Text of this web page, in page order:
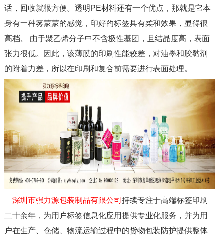
话，回收就很方便。透明PE材料还有一个优点，那就是它本
身有一种雾蒙蒙的感觉，印好的标签具有柔和效果，显得很
高档。 由于聚乙烯分子中不含极性基团，且结晶度高，表面
张力很低。因此，该薄膜的印刷性能较差，对油墨和胶黏剂
的附着力差，所以在印刷和复合前需要进行表面处理。
深圳市强力源包装制品有限公司 持续专注于高端标签印刷
二十余年，为用户标签信息化应用提供专业化服务，并为用
户在生产、仓储、物流运输过程中的货物包装防护提供整体